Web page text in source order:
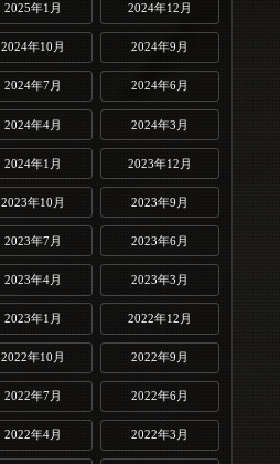
2025年1月 2024年12月
2024年10月 2024年9月
2024年7月 2024年6月
2024年4月 2024年3月
2024年1月 2023年12月
2023年10月 2023年9月
2023年7月 2023年6月
2023年4月 2023年3月
2023年1月 2022年12月
2022年10月 2022年9月
2022年7月 2022年6月
2022年4月 2022年3月